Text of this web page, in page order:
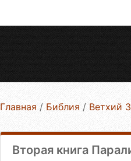
Главная / Библия / Ветхий
Вторая книга